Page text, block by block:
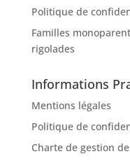
Politique de
Familles
rigolades
Informations
Mentions légales
Politique de
Charte de gestion